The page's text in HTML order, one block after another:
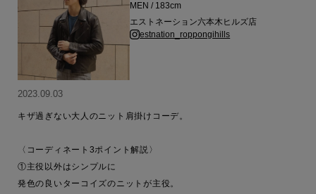
MEN / 183cm
エストネーション六本木ヒルズ店
estnation_roppongihills
2023.09.03
キザ過ぎない大人のニット肩掛けコーデ。
〈コーディネート3ポイント解説〉
①主役以外はシンプルに
発色の良いターコイズのニットが主役。